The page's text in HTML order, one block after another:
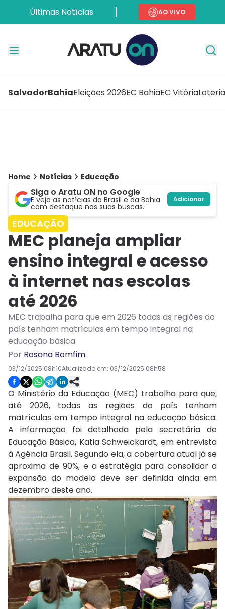
Últimas Notícias AO VIVO
SalvadorBahiaEleições 2026EC BahiaEC Vitória
Home Notícias Educação
Siga o Aratu ON no Google
E veja as notícias do Brasil e da Bahia
com destaque nas suas buscas.
Adicionar
EDUCAÇÃO
MEC planeja ampliar
ensino integral e acesso
à internet nas escolas
até 2026
MEC trabalha para que em 2026 todas as regiões do
país tenham matrículas em tempo integral na
educação básica
Por Rosana Bomfim.
03/12/2025 08h10Atualizado em: 03/12/2025 08h58
O Ministério da Educação (MEC) trabalha para que,
até 2026, todas as regiões do país tenham
matrículas em tempo integral na educação básica.
A informação foi detalhada pela secretária de
Educação Básica, Katia Schweickardt, em entrevista
à Agência Brasil. Segundo ela, a cobertura atual já se
aproxima de 90%, e a estratégia para consolidar a
expansão do modelo deve ser definida ainda em
dezembro deste ano.